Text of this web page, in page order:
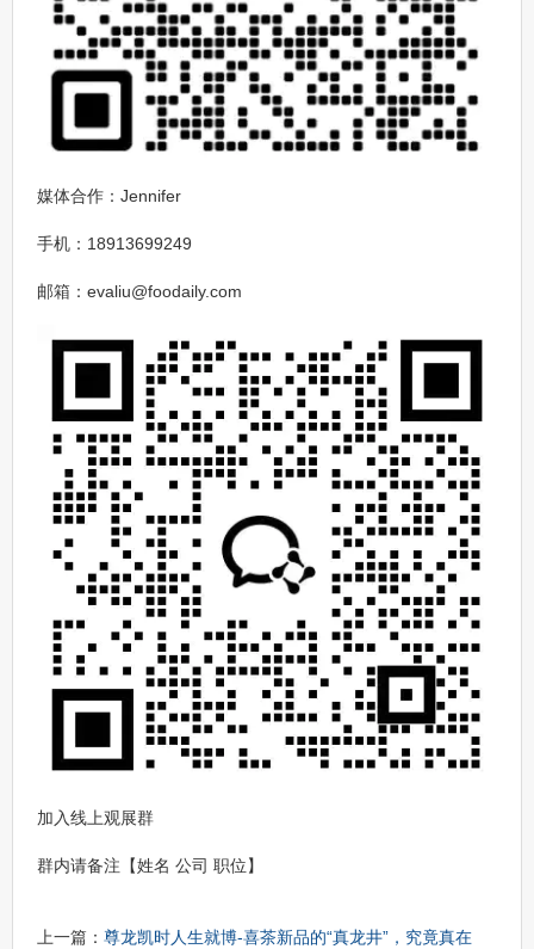
媒体合作：Jennifer
手机：18913699249
邮箱：evaliu@foodaily.com
加入线上观展群
群内请备注【姓名 公司 职位】
上一篇： 尊龙凯时人生就博-喜茶新品的“真龙井”，究竟真在